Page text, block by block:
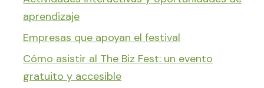
aprendizaje
Empresas que apoyan el festival
Cómo asistir al The Biz Fest: un evento
gratuito y accesible